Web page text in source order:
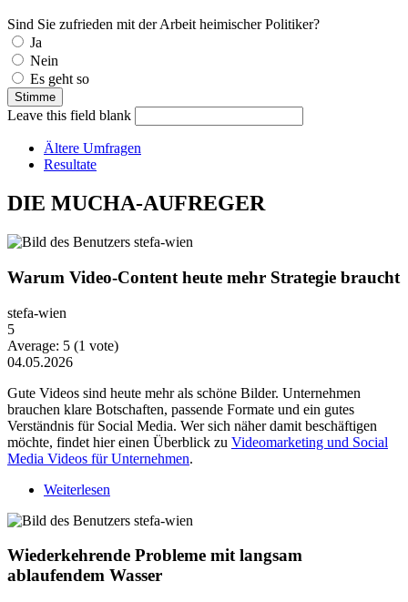
Sind Sie zufrieden mit der Arbeit heimischer Politiker?
Auswahlmöglichkeiten
Ja
Nein
Es geht so
Leave this field blank
Ältere Umfragen
Resultate
DIE MUCHA-AUFREGER
Warum Video-Content heute mehr Strategie braucht
stefa-wien
5
Average: 5 (1 vote)
04.05.2026
Gute Videos sind heute mehr als schöne Bilder. Unternehmen
brauchen klare Botschaften, passende Formate und ein gutes
Verständnis für Social Media. Wer sich näher damit beschäftigen
möchte, findet hier einen Überblick zu Videomarketing und Social
Media Videos für Unternehmen.
Weiterlesen
Wiederkehrende Probleme mit langsam
ablaufendem Wasser